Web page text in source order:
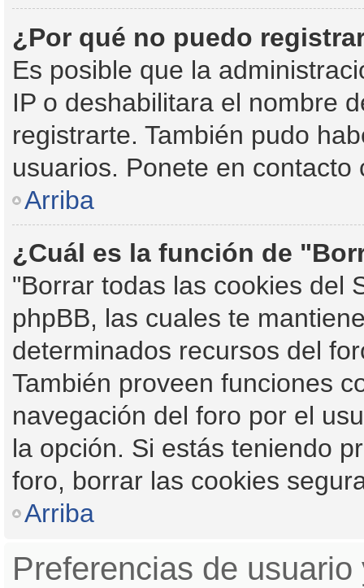
¿Por qué no puedo
Es posible que la
IP o deshabilitara el nombre
registrarte. También pudo
usuarios. Ponete en
Arriba
¿Cuál es la función de
"Borrar todas las cookies del
phpBB, las cuales te
determinados recursos del
También proveen funciones
navegación del foro por el
la opción. Si estás teniendo
foro, borrar las cookies
Arriba
Preferencias de